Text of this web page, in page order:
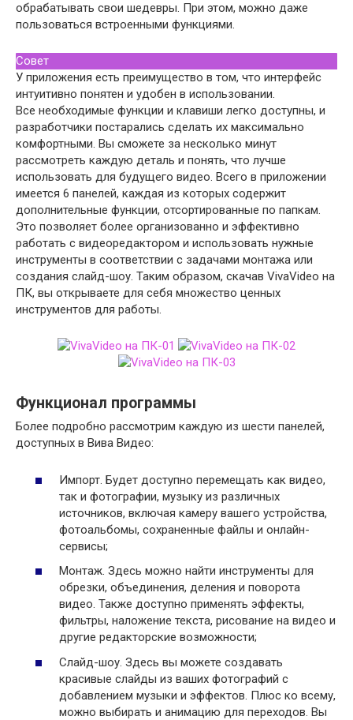
обрабатывать свои шедевры. При этом, можно даже
пользоваться встроенными функциями.
Совет
У приложения есть преимущество в том, что интерфейс
интуитивно понятен и удобен в использовании.
Все необходимые функции и клавиши легко доступны, и
разработчики постарались сделать их максимально
комфортными. Вы сможете за несколько минут
рассмотреть каждую деталь и понять, что лучше
использовать для будущего видео. Всего в приложении
имеется 6 панелей, каждая из которых содержит
дополнительные функции, отсортированные по папкам.
Это позволяет более организованно и эффективно
работать с видеоредактором и использовать нужные
инструменты в соответствии с задачами монтажа или
создания слайд-шоу. Таким образом, скачав VivaVideo на
ПК, вы открываете для себя множество ценных
инструментов для работы.
Функционал программы
Более подробно рассмотрим каждую из шести панелей,
доступных в Вива Видео:
Импорт. Будет доступно перемещать как видео,
так и фотографии, музыку из различных
источников, включая камеру вашего устройства,
фотоальбомы, сохраненные файлы и онлайн-
сервисы;
Монтаж. Здесь можно найти инструменты для
обрезки, объединения, деления и поворота
видео. Также доступно применять эффекты,
фильтры, наложение текста, рисование на видео и
другие редакторские возможности;
Слайд-шоу. Здесь вы можете создавать
красивые слайды из ваших фотографий с
добавлением музыки и эффектов. Плюс ко всему,
можно выбирать и анимацию для переходов. Вы